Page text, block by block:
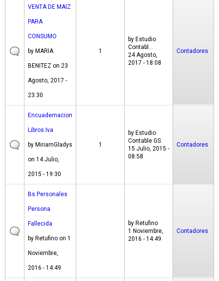
VENTA DE MAIZ
PARA
CONSUMO
by MARIA
BENITEZ on 23
Agosto, 2017 -
23:30
1
by Estudio
Contabl...
24 Agosto,
2017 - 18:08
Contadores
Encuadernacion
Libros Iva
by MiriamGladys
on 14 Julio,
2015 - 19:30
1
by Estudio
Contable GS
15 Julio, 2015 -
08:58
Contadores
Bs Personales
Persona
Fallecida
by Retufino on 1
Noviembre,
2016 - 14:49
by Retufino
1 Noviembre,
2016 - 14:49
Contadores